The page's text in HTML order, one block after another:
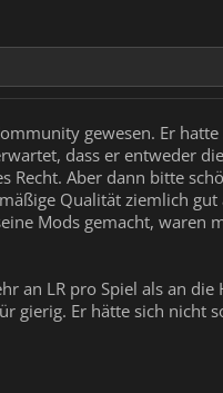
gewesen. Er hatte
dass er entweder
Aber dann bitte
Qualität ziemlich gut
Mods gemacht, waren
an LR pro Spiel als an die
gierig. Er hätte sich nicht